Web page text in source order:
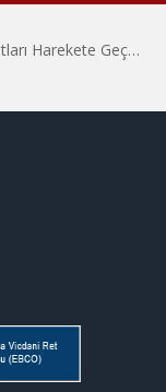
Hiroşima’nın 81. Yılında İtalyan Savaş Karşıtları Harekete Geçti: “Hatırlamak yeterli değil”